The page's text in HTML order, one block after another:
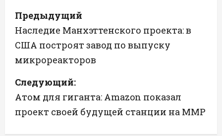
Н
а
в
г
а
Предыдущий
Наследие Манхэттенского проекта: в
США построят завод по выпуску
микрореакторов
Следующий:
Атом для гиганта: Amazon показал
проект своей будущей станции на ММР